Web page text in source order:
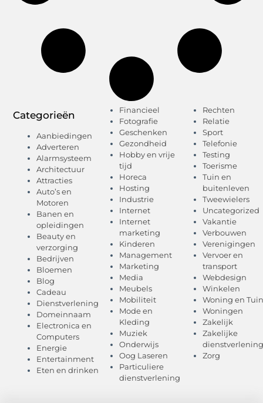
Categorieën
Aanbiedingen
Adverteren
Alarmsysteem
Architectuur
Attracties
Auto’s en
Motoren
Banen en
opleidingen
Beauty en
verzorging
Bedrijven
Bloemen
Blog
Cadeau
Dienstverlening
Domeinnaam
Electronica en
Computers
Energie
Entertainment
Eten en drinken
Financieel
Fotografie
Geschenken
Gezondheid
Hobby en vrije
tijd
Horeca
Hosting
Industrie
Internet
Internet
marketing
Kinderen
Management
Marketing
Media
Meubels
Mobiliteit
Mode en
Kleding
Muziek
Onderwijs
Oog Laseren
Particuliere
dienstverlening
Rechten
Relatie
Sport
Telefonie
Testing
Toerisme
Tuin en
buitenleven
Tweewielers
Uncategorized
Vakantie
Verbouwen
Verenigingen
Vervoer en
transport
Webdesign
Winkelen
Woning en Tuin
Woningen
Zakelijk
Zakelijke
dienstverlening
Zorg